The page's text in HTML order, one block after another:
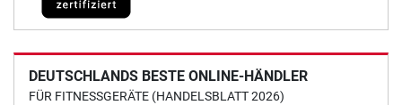
DEUTSCHLANDS BESTE ONLINE-HÄNDLER
FÜR FITNESSGERÄTE (HANDELSBLATT 2026)